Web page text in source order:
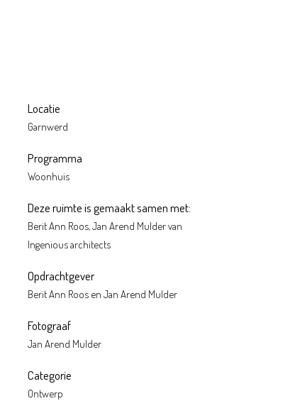
Locatie
Garnwerd
Programma
Woonhuis
Deze ruimte is gemaakt samen met:
Berit Ann Roos, Jan Arend Mulder van
Ingenious architects
Opdrachtgever
Berit Ann Roos en Jan Arend Mulder
Fotograaf
Jan Arend Mulder
Categorie
Ontwerp